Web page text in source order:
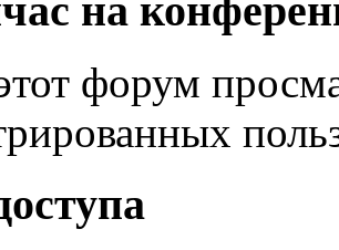
на
форум